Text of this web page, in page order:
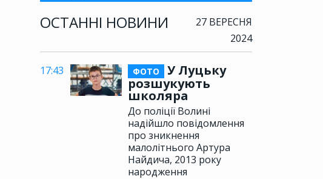
ОСТАННІ НОВИНИ
27 ВЕРЕСНЯ
2024
17:43 ФОТО
У Луцьку
розшукують
школяра
До поліції Волині
надійшло повідомлення
про зникнення
малолітнього Артура
Найдича, 2013 року
народження